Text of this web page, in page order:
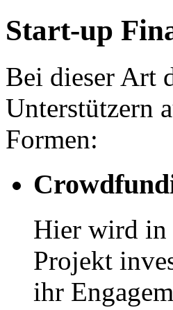
Start-up
Bei dieser Art
Unterstützern
Formen:
Hier wird in
Projekt
ihr